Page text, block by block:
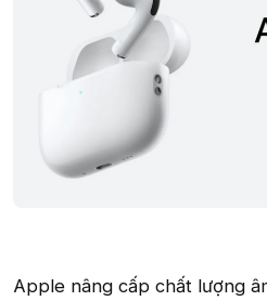
Apple nâng cấp chất lượng